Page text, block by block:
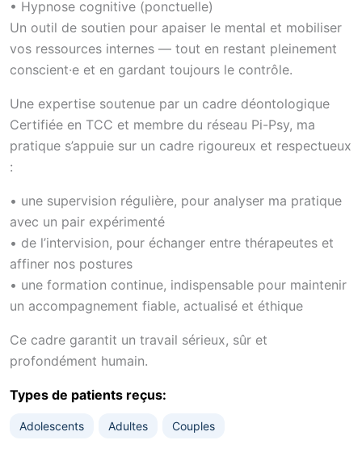
• Hypnose cognitive (ponctuelle)
Un outil de soutien pour apaiser le mental et mobiliser
vos ressources internes — tout en restant pleinement
conscient·e et en gardant toujours le contrôle.
Une expertise soutenue par un cadre déontologique
Certifiée en TCC et membre du réseau Pi-Psy, ma
pratique s’appuie sur un cadre rigoureux et respectueux
:
• une supervision régulière, pour analyser ma pratique
avec un pair expérimenté
• de l’intervision, pour échanger entre thérapeutes et
affiner nos postures
• une formation continue, indispensable pour maintenir
un accompagnement fiable, actualisé et éthique
Ce cadre garantit un travail sérieux, sûr et
profondément humain.
Types de patients reçus:
Adolescents Adultes Couples